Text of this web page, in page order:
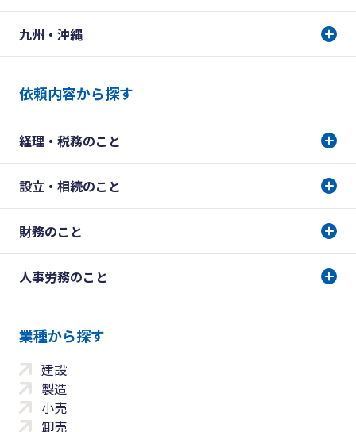
九州・沖縄
依頼内容から探す
経理・税務のこと
設立・相続のこと
財務のこと
人事労務のこと
業種から探す
建設
製造
小売
卸売